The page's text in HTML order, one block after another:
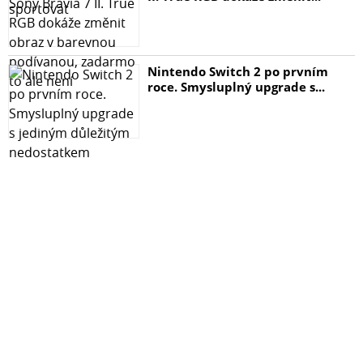
hlavní výhody designu zesilovače se zlepšenou teplotní
stabilitou, nízkým offsetem.
Typ obvodu
Solid State, třída A/B
Výkon
Nintendo Switch 2 po prvním
roce. Smysluplný upgrade s...